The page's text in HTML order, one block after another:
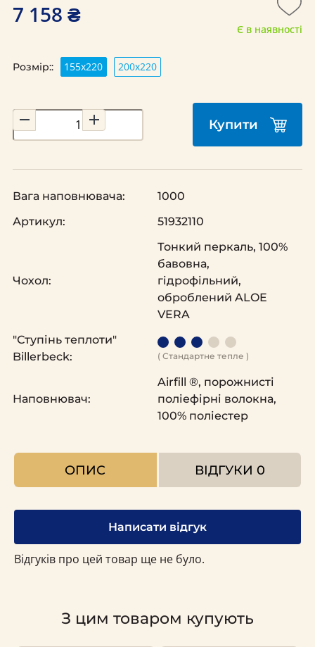
7 158 ₴
Є в наявності
Розмір:: 155x220 200х220
Купити
Вага наповнювача:
1000
Артикул:
51932110
Чохол:
Тонкий перкаль, 100%
бавовна,
гідрофільний,
оброблений ALOE
VERA
"Ступінь теплоти"
Billerbeck:
( Стандартне тепле )
Наповнювач:
Airfill ®, порожнисті
поліефірні волокна,
100% поліестер
ОПИС ВІДГУКИ 0
Написати відгук
Відгуків про цей товар ще не було.
З цим товаром купують